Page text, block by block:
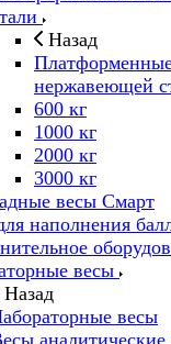
Назад
нержавеющей
600 кг
1000 кг
2000 кг
3000 кг
весы Смарт
наполнения
весы
Назад
весы